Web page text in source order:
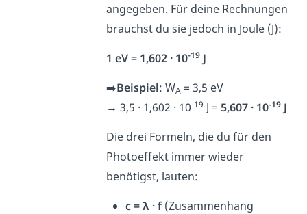
angegeben. Für deine Rechnungen
brauchst du sie jedoch in Joule (J):
1 eV = 1,602 · 10-19 J
➡️Beispiel: WA = 3,5 eV
→ 3,5 · 1,602 · 10-19 J =5,607 · 10-19 J
Die drei Formeln, die du für den
Photoeffekt immer wieder
benötigst, lauten:
c = λ · f(Zusammenhang